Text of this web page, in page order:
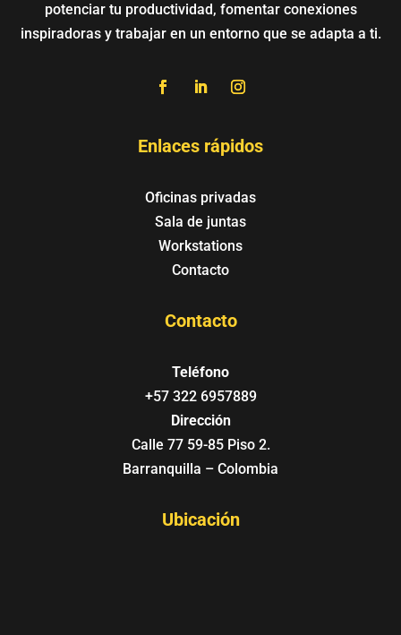
potenciar tu productividad, fomentar conexiones
inspiradoras y trabajar en un entorno que se adapta a ti.
Enlaces rápidos
Oficinas privadas
Sala de juntas
Workstations
Contacto
Contacto
Teléfono
+57 322 6957889
Dirección
Calle 77 59-85 Piso 2.
Barranquilla – Colombia
Ubicación